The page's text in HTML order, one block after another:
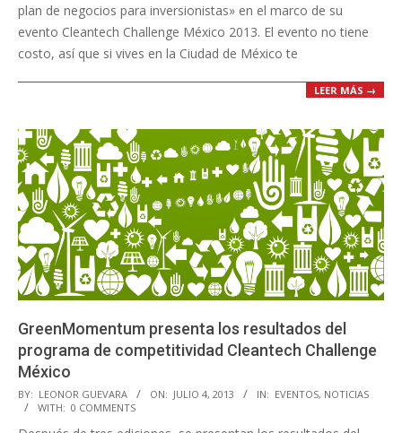
plan de negocios para inversionistas» en el marco de su
evento Cleantech Challenge México 2013. El evento no tiene
costo, así que si vives en la Ciudad de México te
LEER MÁS →
GreenMomentum presenta los resultados del
programa de competitividad Cleantech Challenge
México
2013-
07-
BY: LEONOR GUEVARA ON: JULIO 4, 2013 IN: EVENTOS, NOTICIAS
WITH: 0 COMMENTS